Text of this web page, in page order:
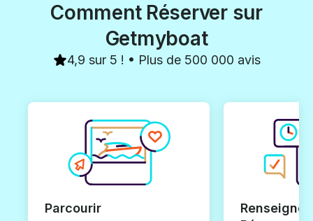
Comment Réserver sur
Getmyboat
4,9 sur 5 ! • Plus de 500 000 avis
Parcourir